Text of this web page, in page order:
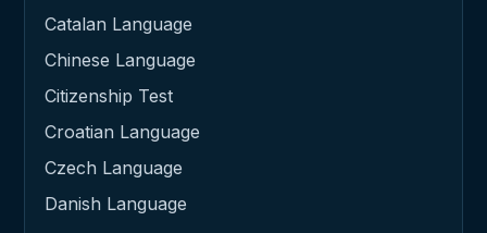
Catalan Language
Chinese Language
Citizenship Test
Croatian Language
Czech Language
Danish Language